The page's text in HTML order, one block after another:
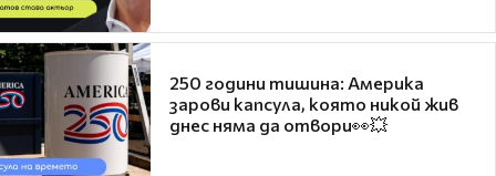
250 години тишина: Америка
зарови капсула, която никой жив
днес няма да отвори👀💥